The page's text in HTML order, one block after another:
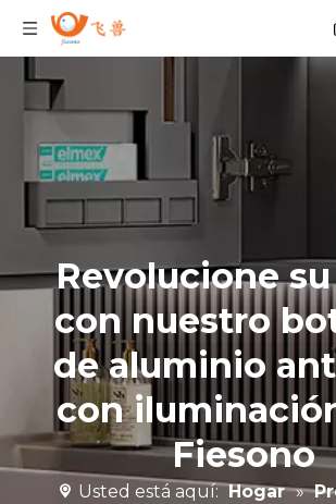
Revolucione
con nuestro
de aluminio
con
Fiesono
Usted está aquí: Hogar »